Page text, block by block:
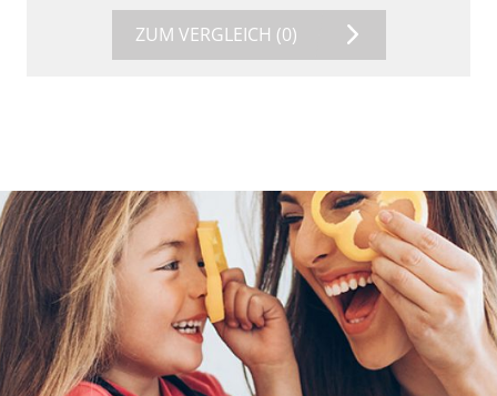
ZUM VERGLEICH (0)